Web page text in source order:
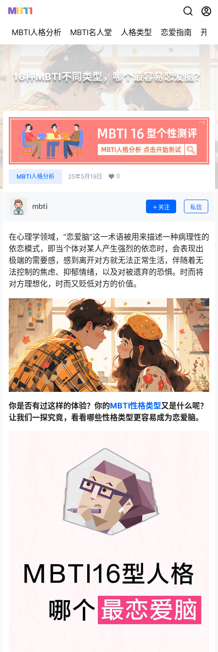
MBTI人格分析 MBTI名人堂 人格类型 恋爱指南 开始
16种MBTI不同类型，哪个最容易恋爱脑？
MBTI人格分析 25年5月19日 0
mbti 关注 私信
在心理学领域，“恋爱脑”这一术语被用来描述一种病理性的
依恋模式，即当个体对某人产生强烈的依恋时，会表现出
极端的需要感，感到离开对方就无法正常生活，伴随着无
法控制的焦虑、抑郁情绪，以及对被遗弃的恐惧。时而将
对方理想化，时而又贬低对方的价值。
你是否有过这样的体验？你的MBTI性格类型又是什么呢？
让我们一探究竟，看看哪些性格类型更容易成为恋爱脑。